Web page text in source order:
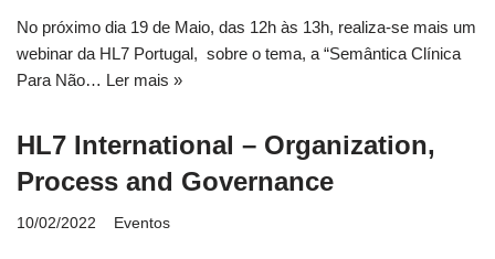
No próximo dia 19 de Maio, das 12h às 13h, realiza-se mais um
webinar da HL7 Portugal, sobre o tema, a “Semântica Clínica
Para Não… Ler mais »
HL7 International – Organization,
Process and Governance
10/02/2022 Eventos